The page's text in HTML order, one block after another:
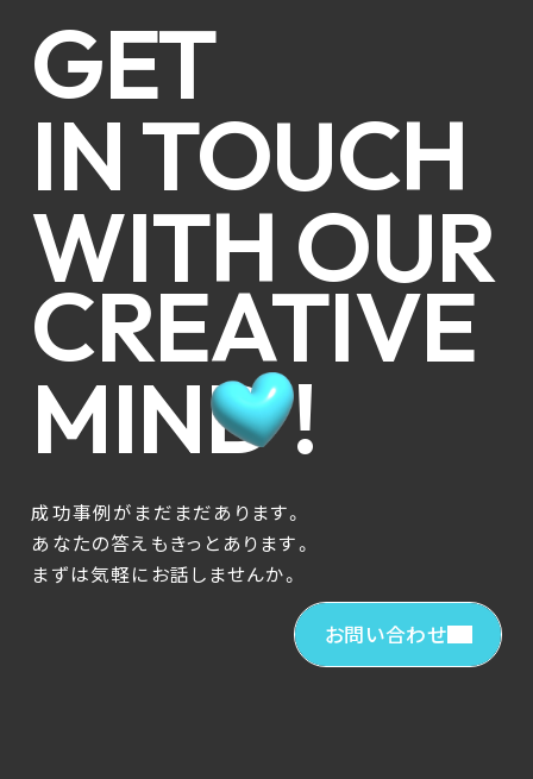
GET
IN TOUCH
WITH OUR
CREATIVE
MIND !
成功事例がまだまだあります。
あなたの答えもきっとあります。
まずは気軽にお話しませんか。
お問い合わせ